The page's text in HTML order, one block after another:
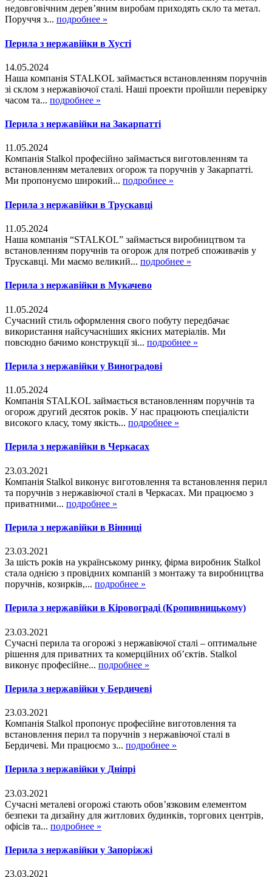
недовговічним дерев’яним виробам приходять скло та метал.
Поруччя з... подробнее »
Перила з нержавійки в Хусті
14.05.2024
Наша компанія STALKOL займається встановленням поручнів
зі склом з нержавіючої сталі. Наші проекти пройшли перевірку
часом та... подробнее »
Перила з нержавійки на Закарпатті
11.05.2024
Компанія Stalkol професійно займається виготовленням та
встановленням металевих огорож та поручнів у Закарпатті.
Ми пропонуємо широкий... подробнее »
Перила з нержавійки в Трускавці
11.05.2024
Наша компанія “STALKOL” займається виробництвом та
встановленням поручнів та огорож для потреб споживачів у
Трускавці. Ми маємо великий... подробнее »
Перила з нержавійки в Мукачево
11.05.2024
Сучасний стиль оформлення свого побуту передбачає
використання найсучасніших якісних матеріалів. Ми
повсюдно бачимо конструкції зі... подробнее »
Перила з нержавійки у Виноградові
11.05.2024
Компанія STALKOL займається встановленням поручнів та
огорож другий десяток років. У нас працюють спеціалісти
високого класу, тому якість... подробнее »
Перила з нержавійки в Черкасах
23.03.2021
Компанія Stalkol виконує виготовлення та встановлення перил
та поручнів з нержавіючої сталі в Черкасах. Ми працюємо з
приватними... подробнее »
Перила з нержавійки в Вінниці
23.03.2021
За шість років на українському ринку, фірма виробник Stalkol
стала однією з провідних компаній з монтажу та виробництва
поручнів, козирків,... подробнее »
Перила з нержавійки в Кіровограді (Кропивницькому)
23.03.2021
Сучасні перила та огорожі з нержавіючої сталі – оптимальне
рішення для приватних та комерційних об’єктів. Stalkol
виконує професійне... подробнее »
Перила з нержавійки у Бердичеві
23.03.2021
Компанія Stalkol пропонує професійне виготовлення та
встановлення перил та поручнів з нержавіючої сталі в
Бердичеві. Ми працюємо з... подробнее »
Перила з нержавійки у Дніпрі
23.03.2021
Сучасні металеві огорожі стають обов’язковим елементом
безпеки та дизайну для житлових будинків, торгових центрів,
офісів та... подробнее »
Перила з нержавійки у Запоріжжі
23.03.2021